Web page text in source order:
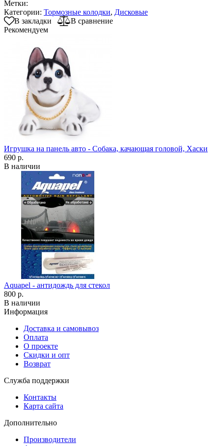
Метки:
Категории: Тормозные колодки, Дисковые
В закладки
В сравнение
Рекомендуем
Игрушка на панель авто - Собака, качающая головой, Хаски
690 р.
В наличии
Aquapel - антидождь для стекол
800 р.
В наличии
Информация
Доставка и самовывоз
Оплата
О проекте
Скидки и опт
Возврат
Служба поддержки
Контакты
Карта сайта
Дополнительно
Производители